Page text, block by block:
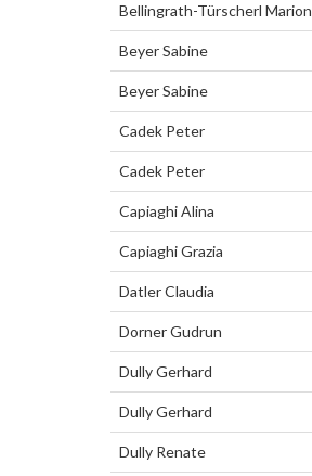
Bellingrath-Türscherl Marion
Beyer Sabine
Beyer Sabine
Cadek Peter
Cadek Peter
Capiaghi Alina
Capiaghi Grazia
Datler Claudia
Dorner Gudrun
Dully Gerhard
Dully Gerhard
Dully Renate